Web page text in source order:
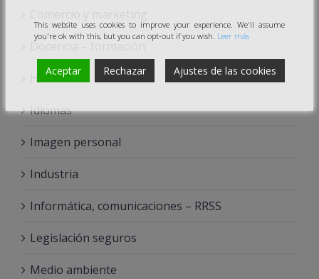
Docencia – formación
Hostelería
Idiomas
Imagen personal
Industria
Informática, comunicaciones – RRSS
Legislación seguros
Medio ambiente
This website uses cookies to improve your experience. We'll assume
you're ok with this, but you can opt-out if you wish. Leer más
Aceptar Rechazar Ajustes de las cookies